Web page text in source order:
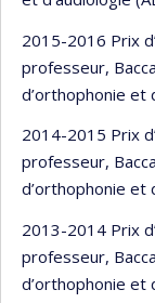
2015-2016 Prix
professeur,
d’orthophonie et
2014-2015 Prix
professeur,
d’orthophonie et
2013-2014 Prix
professeur,
d’orthophonie et